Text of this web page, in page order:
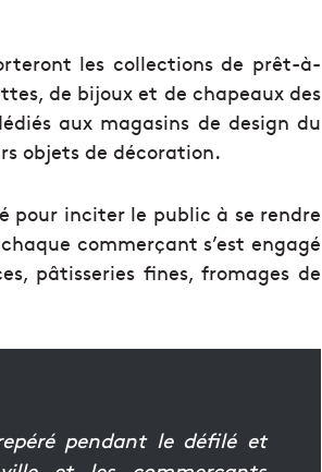
les collections de prêt-à-
de bijoux et de chapeaux des
aux magasins de design du
objets de décoration.
pour inciter le public à se rendre
commerçant s’est engagé
pâtisseries fines, fromages de
pendant le défilé et